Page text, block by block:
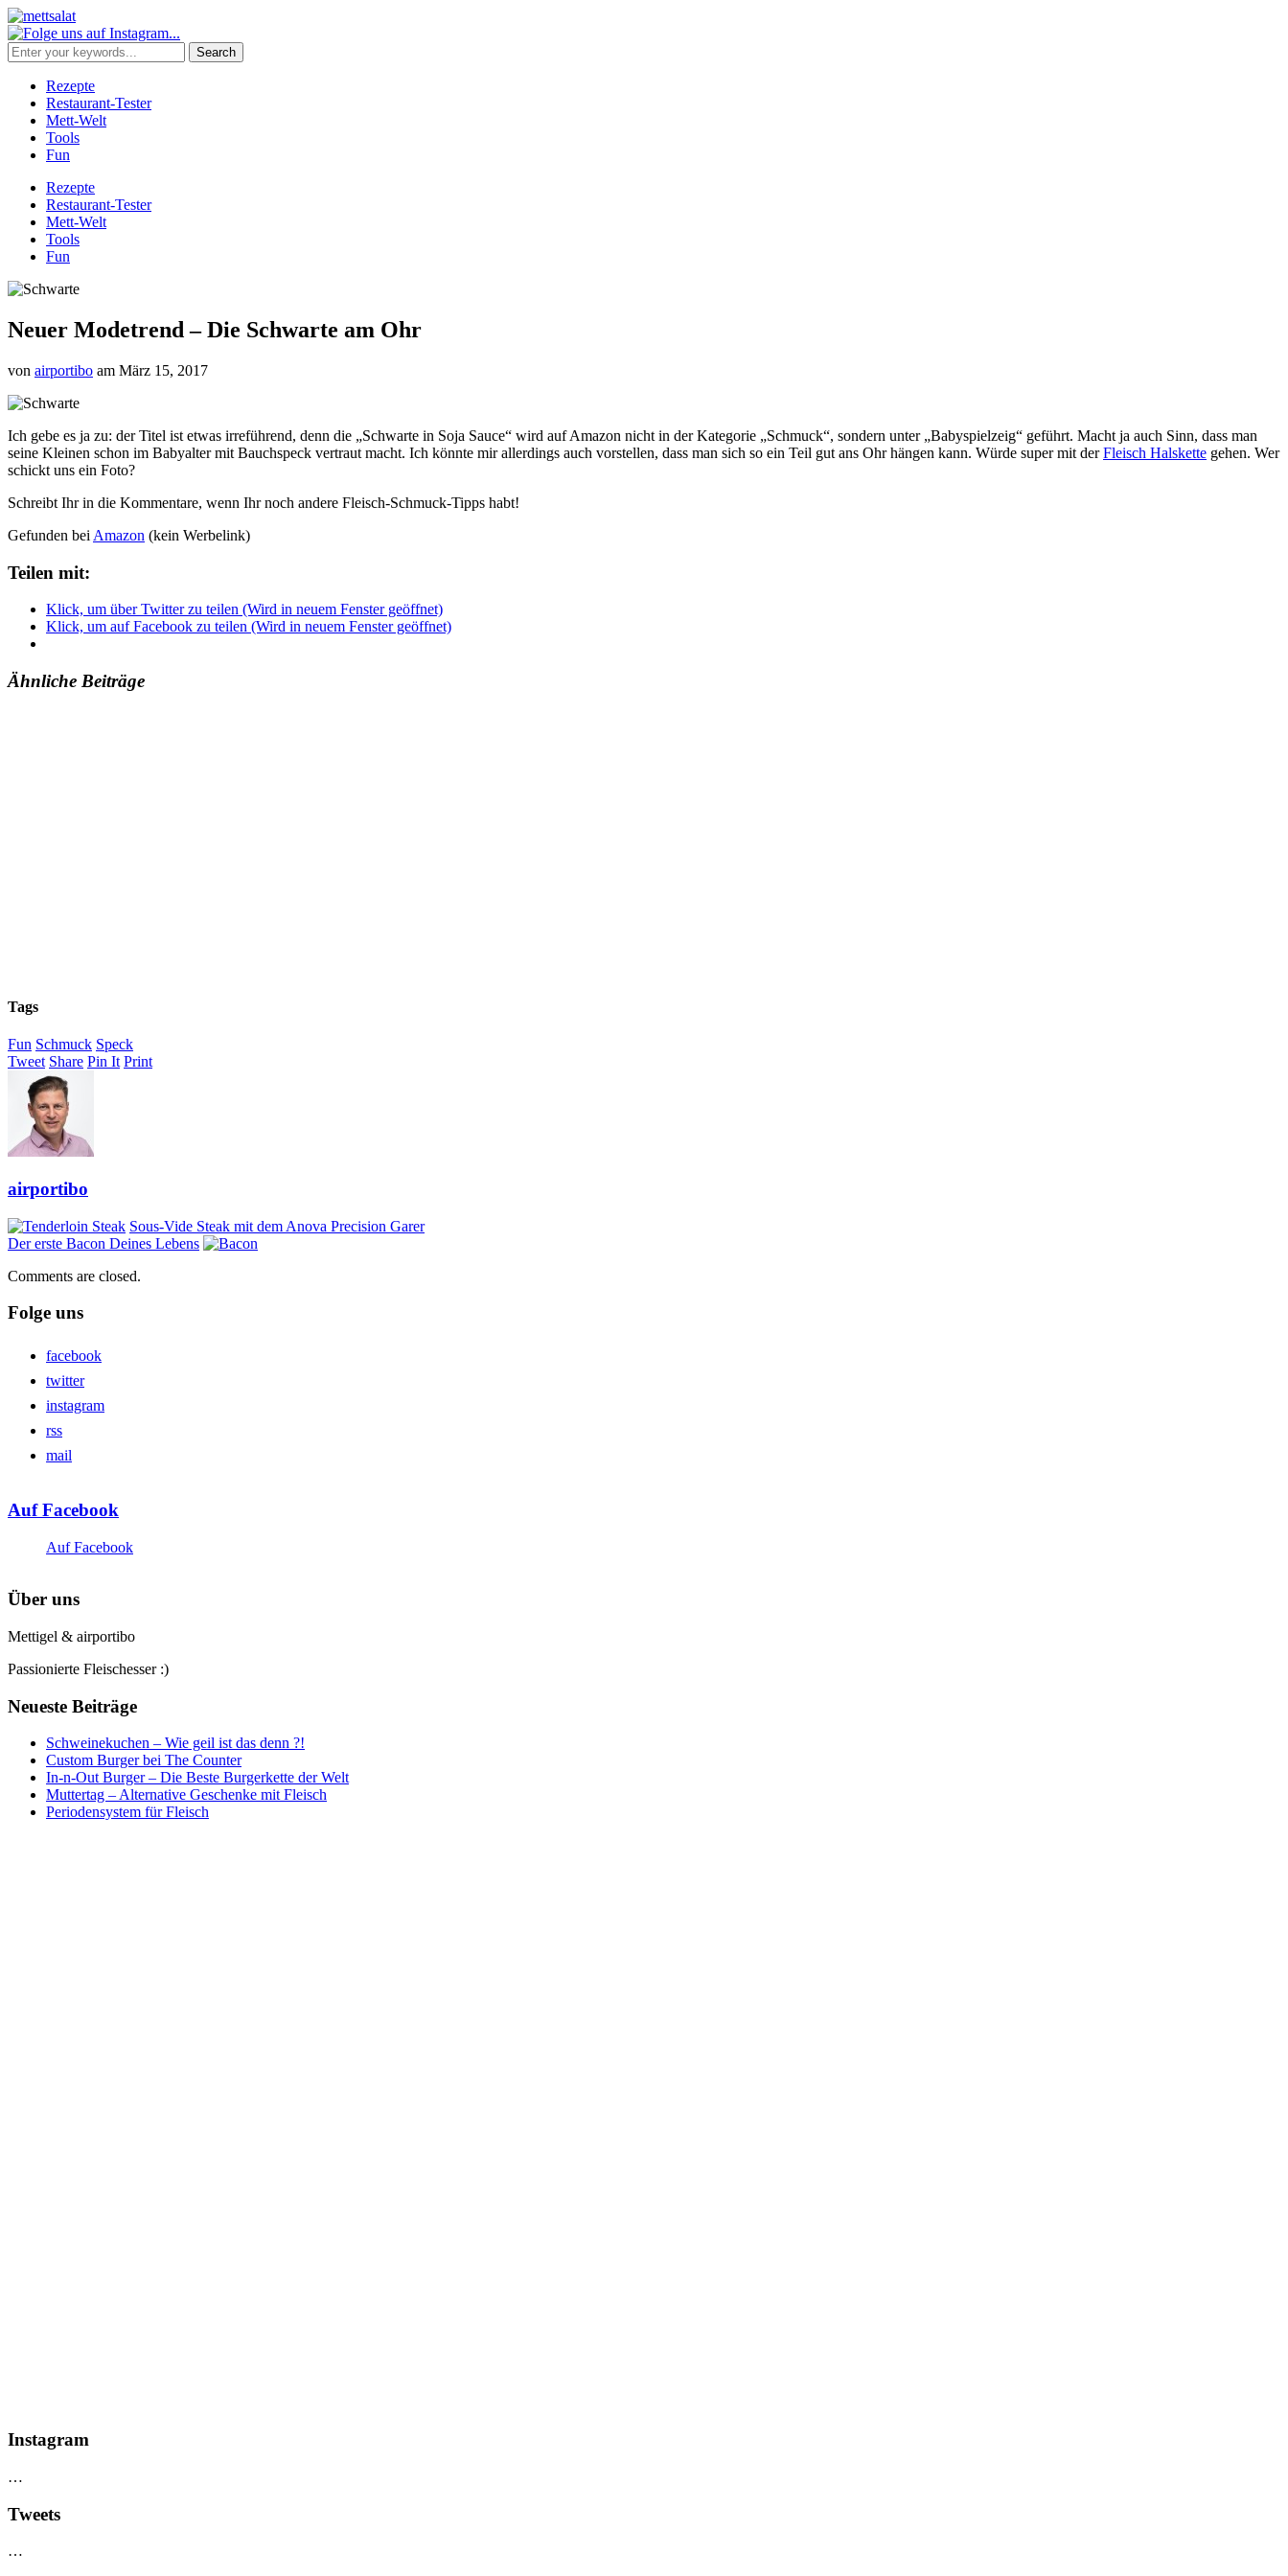
Rezepte
Restaurant-Tester
Mett-Welt
Tools
Fun
Rezepte
Restaurant-Tester
Mett-Welt
Tools
Fun
Neuer Modetrend – Die Schwarte am Ohr
von airportibo am März 15, 2017
Ich gebe es ja zu: der Titel ist etwas irreführend, denn die „Schwarte in Soja Sauce“ wird auf Amazon nicht in der Kategorie „Schmuck“, sondern unter „Babyspielzeig“ geführt. Macht ja auch Sinn, dass man
seine Kleinen schon im Babyalter mit Bauchspeck vertraut macht. Ich könnte mir allerdings auch vorstellen, dass man sich so ein Teil gut ans Ohr hängen kann. Würde super mit derFleisch Halskette gehen. Wer
schickt uns ein Foto?
Schreibt Ihr in die Kommentare, wenn Ihr noch andere Fleisch-Schmuck-Tipps habt!
Gefunden bei Amazon (kein Werbelink)
Teilen mit:
Klick, um über Twitter zu teilen (Wird in neuem Fenster geöffnet)
Klick, um auf Facebook zu teilen (Wird in neuem Fenster geöffnet)
Ähnliche Beiträge
Tags
Fun Schmuck Speck
Tweet Share Pin It Print
airportibo
Sous-Vide Steak mit dem Anova Precision Garer
Der erste Bacon Deines Lebens
Comments are closed.
Folge uns
facebook
twitter
instagram
rss
mail
Auf Facebook
Auf Facebook
Über uns
Mettigel & airportibo
Passionierte Fleischesser :)
Neueste Beiträge
Schweinekuchen – Wie geil ist das denn ?!
Custom Burger bei The Counter
In-n-Out Burger – Die Beste Burgerkette der Welt
Muttertag – Alternative Geschenke mit Fleisch
Periodensystem für Fleisch
Instagram
…
Tweets
…